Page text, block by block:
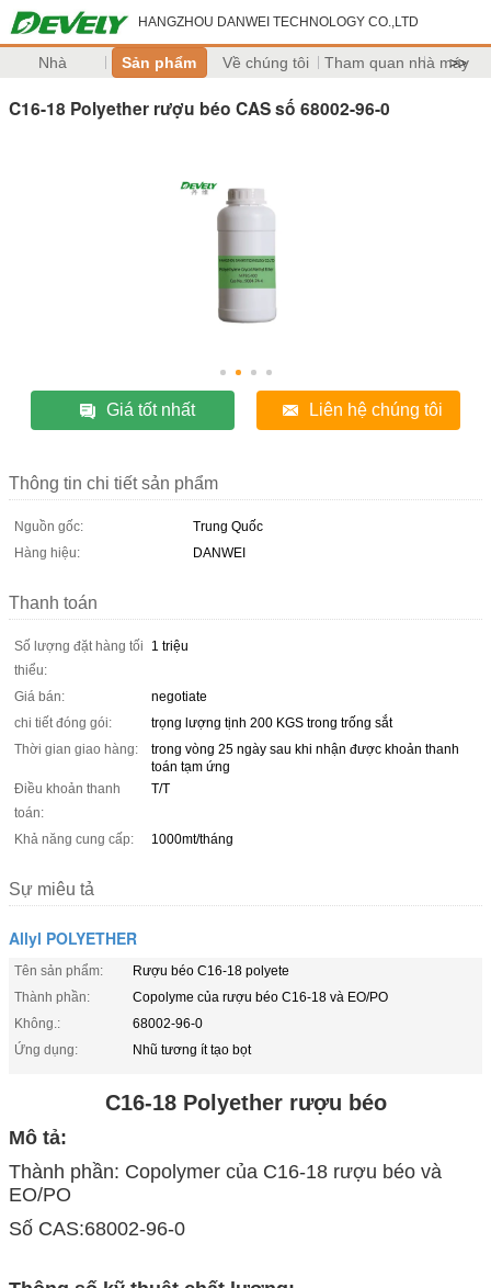
HANGZHOU DANWEI TECHNOLOGY CO.,LTD
Nhà Sản phẩm Về chúng tôi Tham quan nhà máy
>>
C16-18 Polyether rượu béo CAS số 68002-96-0
Giá tốt nhất Liên hệ chúng tôi
Thông tin chi tiết sản phẩm
Nguồn gốc:
Trung Quốc
Hàng hiệu:
DANWEI
Thanh toán
Số lượng đặt hàng tối
thiểu:
1 triệu
Giá bán:
negotiate
chi tiết đóng gói:
trọng lượng tịnh 200 KGS trong trống sắt
Thời gian giao hàng:
trong vòng 25 ngày sau khi nhận được khoản thanh
toán tạm ứng
Điều khoản thanh
toán:
T/T
Khả năng cung cấp: 1000mt/tháng
Sự miêu tả
Allyl POLYETHER
Tên sản phẩm:
Rượu béo C16-18 polyete
Thành phần:
Copolyme của rượu béo C16-18 và EO/PO
Không.:
68002-96-0
Ứng dụng:
Nhũ tương ít tạo bọt
C16-18 Polyether rượu béo
Mô tả:
Thành phần: Copolymer của C16-18 rượu béo và
EO/PO
Số CAS:68002-96-0